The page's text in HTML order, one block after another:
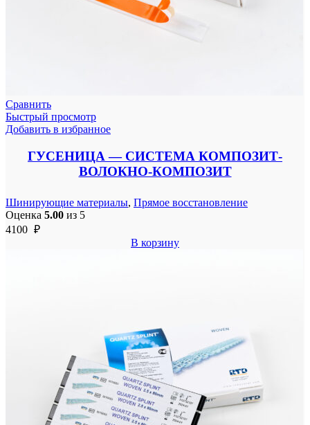
Сравнить
Быстрый просмотр
Добавить в избранное
ГУСЕНИЦА — СИСТЕМА КОМПОЗИТ-
ВОЛОКНО-КОМПОЗИТ
Шинирующие материалы, Прямое восстановление
Оценка 5.00 из 5
4100 ₽
В корзину